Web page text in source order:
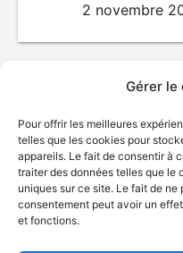
Gérer le
Pour offrir les meilleures
telles que les cookies pour
appareils. Le fait de consentir à
traiter des données telles que le
uniques sur ce site. Le fait de
consentement peut avoir un
et fonctions.
2 novembre